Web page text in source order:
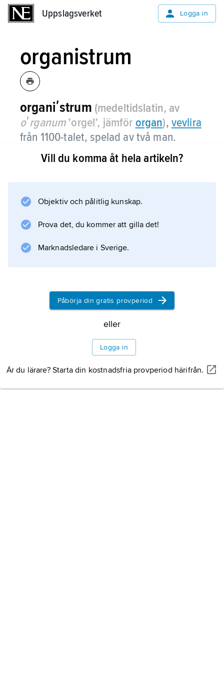
Uppslagsverket Logga in
organistrum
organiʹstrum (medeltidslatin, av
oʹrga­num’orgel’, jämför organ), vevlira
från 1100-talet, spelad av två man.
IROM BOOK
Information om artikeln
Vill du komma åt hela artikeln?
Objektiv och pålitlig kunskap.
Prova det, du kommer att gilla det!
Marknadsledare i Sverige.
Påbörja din gratis provperiod
eller
Logga in
Är du lärare? Starta din kostnadsfria provperiod härifrån.